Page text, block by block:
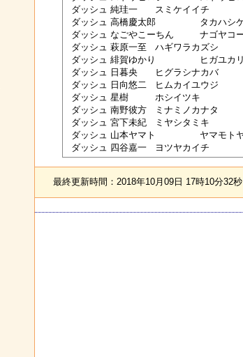
ダッシュ	純珪一	スミケイイチ
ダッシュ	高橋慶太郎	タカハシケイタロウ
ダッシュ	なごやこーちん	ナゴヤコーチン
ダッシュ	萩原一至	ハギワラカズシ
ダッシュ	緋賀ゆかり	ヒガユカリ
ダッシュ	日暮央	ヒグラシナカバ
ダッシュ	日向悠二	ヒムカイユウジ
ダッシュ	星樹	ホシイツキ
ダッシュ	南野彼方	ミナミノカナタ
ダッシュ	宮下未紀	ミヤシタミキ
ダッシュ	山本ヤマト	ヤマモトヤマト
最終更新時間：2018年10月09日 17時10分32秒